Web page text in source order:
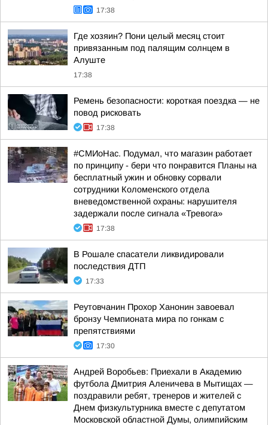
17:38
Где хозяин? Пони целый месяц стоит
привязанным под палящим солнцем в
Алуште
17:38
Ремень безопасности: короткая поездка — не
повод рисковать
17:38
#СМИоНас. Подумал, что магазин работает
по принципу - бери что понравится Планы на
бесплатный ужин и обновку сорвали
сотрудники Коломенского отдела
вневедомственной охраны: нарушителя
задержали после сигнала «Тревога»
17:38
В Рошале спасатели ликвидировали
последствия ДТП
17:33
Реутовчанин Прохор Ханонин завоевал
бронзу Чемпионата мира по гонкам с
препятствиями
17:30
Андрей Воробьев: Приехали в Академию
футбола Дмитрия Аленичева в Мытищах —
поздравили ребят, тренеров и жителей с
Днем физкультурника вместе с депутатом
Московской областной Думы, олимпийским